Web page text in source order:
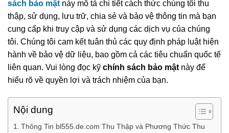
sách bảo mật này mô tả chi tiết cách thức chúng tôi thu
thập, sử dụng, lưu trữ, chia sẻ và bảo vệ thông tin mà bạn
cung cấp khi truy cập và sử dụng các dịch vụ của chúng
tôi. Chúng tôi cam kết tuân thủ các quy định pháp luật hiện
hành về bảo vệ dữ liệu, bao gồm cả các tiêu chuẩn quốc tế
liên quan. Vui lòng đọc kỹ chính sách bảo mật này để
hiểu rõ về quyền lợi và trách nhiệm của bạn.
Nội dung
Thông Tin bl555.de.com Thu Thập và Phương Thức Thu